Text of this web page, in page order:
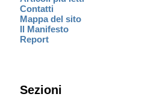
Contatti
Mappa del sito
Il Manifesto
Report
Sezioni